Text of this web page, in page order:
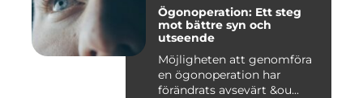
Ögonoperation: Ett steg
mot bättre syn och
utseende
Möjligheten att genomföra
en ögonoperation har
förändrats avsevärt &ou...